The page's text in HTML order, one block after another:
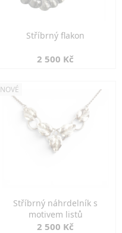
Stříbrný flakon
2 500 Kč
NOVÉ
Stříbrný náhrdelník s
motivem listů
2 500 Kč